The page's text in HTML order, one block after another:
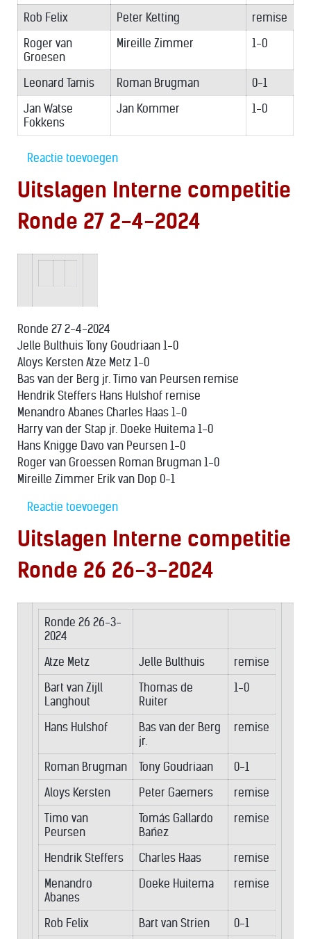
Rob Felix
Peter Ketting
remise
Roger van
Groesen
Mireille Zimmer 1-0
Leonard Tamis Roman Brugman
0-1
Jan Watse
Fokkens
Jan Kommer 1-0
Reactie toevoegen
Uitslagen Interne competitie
Ronde 27 2-4-2024
Ronde 27 2-4-2024
Jelle Bulthuis Tony Goudriaan 1-0
Aloys Kersten Atze Metz 1-0
Bas van der Berg jr. Timo van Peursen remise
Hendrik Steffers Hans Hulshof remise
Menandro Abanes Charles Haas 1-0
Harry van der Stap jr. Doeke Huitema 1-0
Hans Knigge Davo van Peursen 1-0
Roger van Groessen Roman Brugman 1-0
Mireille Zimmer Erik van Dop 0-1
Reactie toevoegen
Uitslagen Interne competitie
Ronde 26 26-3-2024
Ronde 26 26-3-
2024
Atze Metz
Jelle Bulthuis
remise
Bart van Zijll
Langhout
Thomas de
Ruiter
1-0
Hans Hulshof
Bas van der Berg
jr.
remise
Roman Brugman Tony Goudriaan
0-1
Aloys Kersten
Peter Gaemers
remise
Timo van
Peursen
Tomás Gallardo
Bañez
remise
Hendrik Steffers Charles Haas
remise
Menandro
Abanes
Doeke Huitema remise
Rob Felix Bart van Strien 0-1